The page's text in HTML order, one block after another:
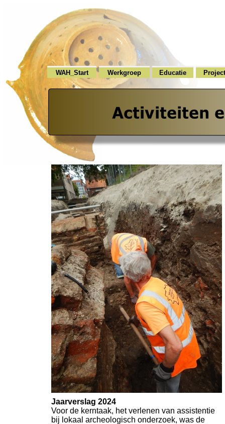
WAH_Start Werkgroep Educatie
Jaarverslag 2024
Voor de kerntaak, het verlenen van assistentie
bij lokaal archeologisch onderzoek, was de